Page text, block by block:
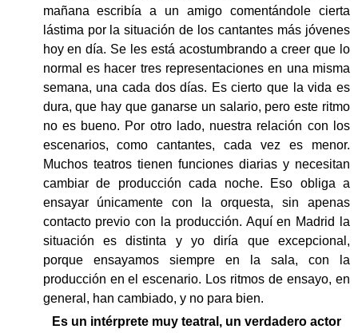
mañana escribía a un amigo comentándole cierta
lástima por la situación de los cantantes más jóvenes
hoy en día. Se les está acostumbrando a creer que lo
normal es hacer tres representaciones en una misma
semana, una cada dos días. Es cierto que la vida es
dura, que hay que ganarse un salario, pero este ritmo
no es bueno. Por otro lado, nuestra relación con los
escenarios, como cantantes, cada vez es menor.
Muchos teatros tienen funciones diarias y necesitan
cambiar de producción cada noche. Eso obliga a
ensayar únicamente con la orquesta, sin apenas
contacto previo con la producción. Aquí en Madrid la
situación es distinta y yo diría que excepcional,
porque ensayamos siempre en la sala, con la
producción en el escenario. Los ritmos de ensayo, en
general, han cambiado, y no para bien.
Es un intérprete muy teatral, un verdadero actor